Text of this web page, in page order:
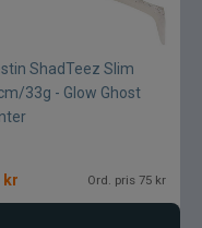
ShadTeez Slim
33g - Glow Ghost
kr Ord. pris 75 kr